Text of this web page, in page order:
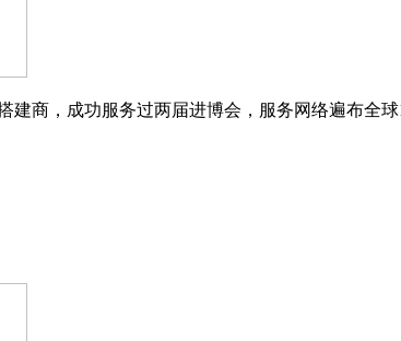
建商，成功服务过两届进博会，服务网络遍布全